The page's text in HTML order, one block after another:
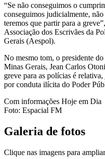
“Se não conseguimos o
conseguimos judicialmente,
teremos que partir para a
Associação dos Escrivães da
Gerais (Aespol).
No mesmo tom, o presidente
Minas Gerais, Jean Carlos
greve para as polícias é
por conduta ilícita do Poder
Com informações Hoje em Dia
Foto: Espacial FM
Galeria de fotos
Clique nas imagens para